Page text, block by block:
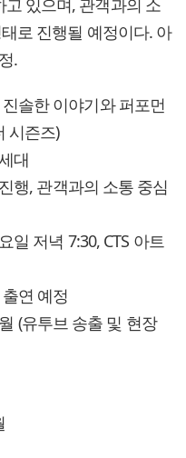
로 진행될 예정이다. 아
.
솔한 이야기와 퍼포먼
시즌즈)
대
행, 관객과의 소통 중심
일 저녁 7:30, CTS 아트
연 예정
(유투브 송출 및 현장